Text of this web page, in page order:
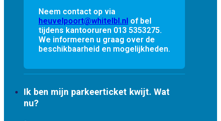
Neem contact op via
heuvelpoort@whitelbl.nl of bel
tijdens kantooruren 013 5353275.
We informeren u graag over de
beschikbaarheid en mogelijkheden.
Ik ben mijn parkeerticket kwijt. Wat
nu?